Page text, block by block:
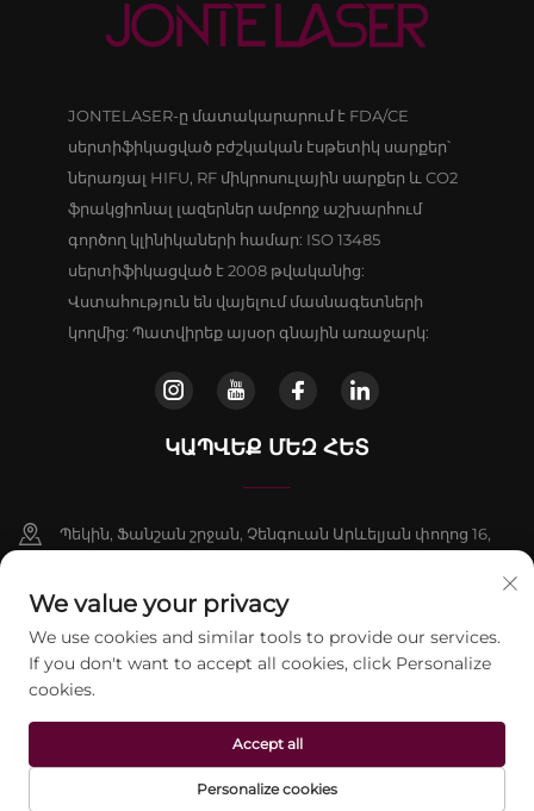
JONTELASER-ը մատակարարում է FDA/CE
սերտիֆիկացված բժշկական էսթետիկ սարքեր՝
ներառյալ HIFU, RF միկրոսուլային սարքեր և CO2
ֆրակցիոնալ լազերներ ամբողջ աշխարհում
գործող կլինիկաների համար: ISO 13485
սերտիֆիկացված է 2008 թվականից:
Վստահություն են վայելում մասնագետների
կողմից: Պատվիրեք այսօր գնային առաջարկ:
ԿԱՊՎԵՔ ՄԵԶ ՀԵՏ
Պեկին, Ֆանշան շրջան, Չենգուան Արևելյան փողոց 16,
+86-13911459627
[email protected]
Հեղինակային իրավունք © 2026 Պեկինի Jontelaser
Տեխնոլոգիական Ընկերություն, ՍԱՀ: Բոլոր իրավունքները
Գաղտնիության քաղաքականություն
We value your privacy
We use cookies and similar tools to provide our services.
If you don't want to accept all cookies, click Personalize
cookies.
Personalize cookies
Accept all